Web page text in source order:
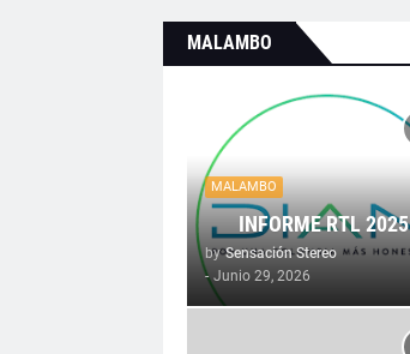
MALAMBO
MALAMBO
INFORME RTL 2025
by Sensación Stereo
- Junio 29, 2026